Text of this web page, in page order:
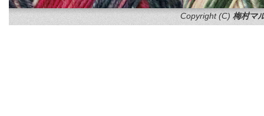
Copyright (C) 梅村マ